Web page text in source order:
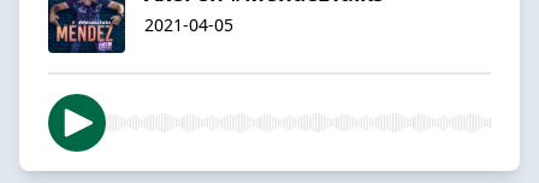
2021-04-05